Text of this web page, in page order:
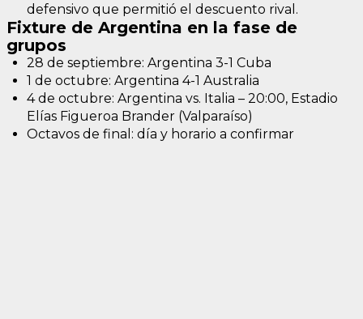
defensivo que permitió el descuento rival.
Fixture de Argentina en la fase de
grupos
28 de septiembre: Argentina 3-1 Cuba
1 de octubre: Argentina 4-1 Australia
4 de octubre: Argentina vs. Italia – 20:00, Estadio
Elías Figueroa Brander (Valparaíso)
Octavos de final: día y horario a confirmar